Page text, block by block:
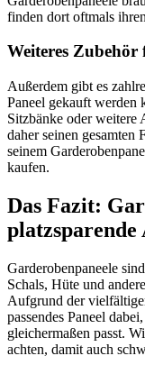
finden dort oftmals
Weiteres Zubehör
Außerdem gibt es
Paneel gekauft werden
Sitzbänke oder weitere
daher seinen gesamten
seinem
kaufen.
Das Fazit:
Garderobenpaneele
Schals, Hüte und
Aufgrund der
passendes Paneel
gleichermaßen passt.
achten, damit auch